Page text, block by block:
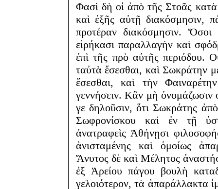
Φασὶ δὴ οἱ ἀπὸ τῆς Στοᾶς κατὰ
καὶ ἑξῆς αὐτῇ διακόσμησιν,
προτέραν διακόσμησιν.
εἰρήκασι παραλλαγὴν καὶ
ἐπὶ τῆς πρὸ αὐτῆς περιόδου.
ταὐτὰ ἔσεσθαι, καὶ Σωκράτην
ἔσεσθαι, καὶ τὴν
γεννήσειν. Κἂν μὴ
γε δηλοῦσιν, ὅτι Σωκράτης
Σωφρονίσκου καὶ ἐν τῇ
ἀνατραφεὶς Ἀθήνῃσι
ἀνισταμένης καὶ ὁμοίως
Ἄνυτος δὲ καὶ Μέλητος
ἐξ Ἀρείου πάγου βουλὴ
γελοιότερον, τὰ ἀπαράλλακτα